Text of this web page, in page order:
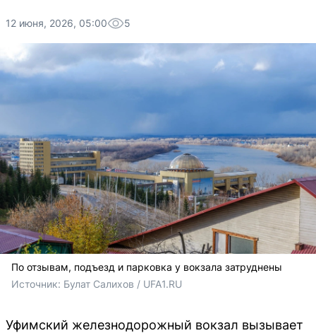
12 июня, 2026, 05:00 5
По отзывам, подъезд и парковка у вокзала затруднены
Источник: Булат Салихов / UFA1.RU
Уфимский железнодорожный вокзал вызывает